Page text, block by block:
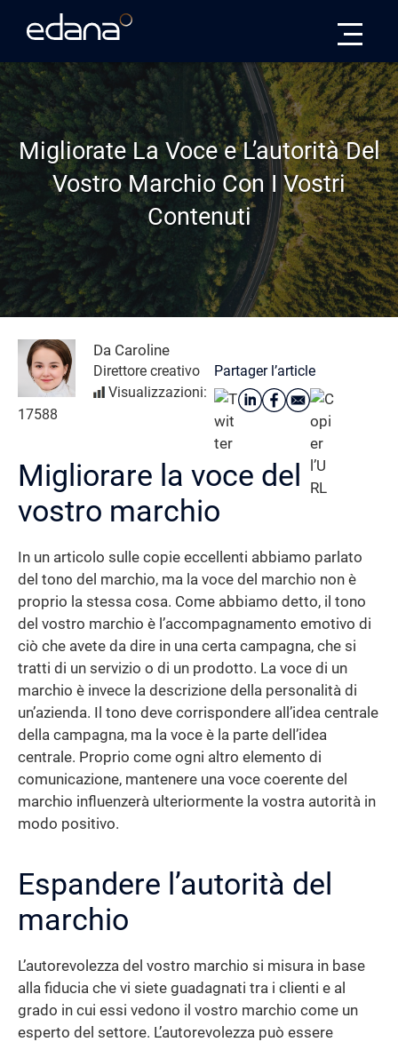
Migliorate La Voce e L’autorità Del
Vostro Marchio Con I Vostri
Contenuti
Da Caroline
Direttore creativo
Visualizzazioni:
17588
Partager l’article
Migliorare la voce del
vostro marchio
In un articolo sulle copie eccellenti abbiamo parlato
del tono del marchio, ma la voce del marchio non è
proprio la stessa cosa. Come abbiamo detto, il tono
del vostro marchio è l’accompagnamento emotivo di
ciò che avete da dire in una certa campagna, che si
tratti di un servizio o di un prodotto. La voce di un
marchio è invece la descrizione della personalità di
un’azienda. Il tono deve corrispondere all’idea centrale
della campagna, ma la voce è la parte dell’idea
centrale. Proprio come ogni altro elemento di
comunicazione, mantenere una voce coerente del
marchio influenzerà ulteriormente la vostra autorità in
modo positivo.
Espandere l’autorità del
marchio
L’autorevolezza del vostro marchio si misura in base
alla fiducia che vi siete guadagnati tra i clienti e al
grado in cui essi vedono il vostro marchio come un
esperto del settore. L’autorevolezza può essere